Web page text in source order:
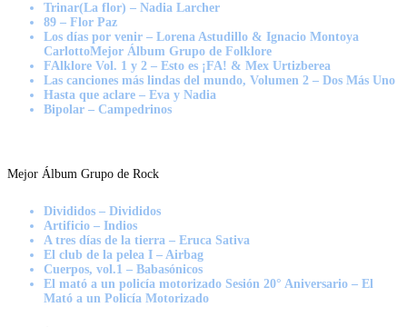
Trinar(La flor) – Nadia Larcher
89 – Flor Paz
Los días por venir – Lorena Astudillo & Ignacio Montoya
CarlottoMejor Álbum Grupo de Folklore
FAlklore Vol. 1 y 2 – Esto es ¡FA! & Mex Urtizberea
Las canciones más lindas del mundo, Volumen 2 – Dos Más Uno
Hasta que aclare – Eva y Nadia
Bipolar – Campedrinos
Mejor Álbum Grupo de Rock
Divididos – Divididos
Artificio – Indios
A tres días de la tierra – Eruca Sativa
El club de la pelea I – Airbag
Cuerpos, vol.1 – Babasónicos
El mató a un policía motorizado Sesión 20° Aniversario – El
Mató a un Policía Motorizado